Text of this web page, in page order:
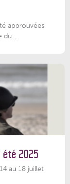
approuvées
du...
2025
au 18 juillet